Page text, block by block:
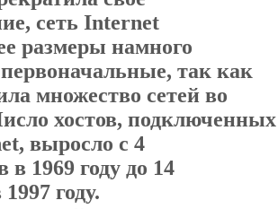
сеть Internet
размеры намного
так как
множество сетей во
хостов, подключенных
выросло с 4
1969 году до 14
году.